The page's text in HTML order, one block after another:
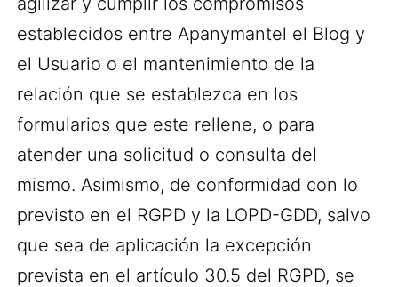
establecidos entre Apanymantel el Blog y
el Usuario o el mantenimiento de la
relación que se establezca en los
formularios que este rellene, o para
atender una solicitud o consulta del
mismo. Asimismo, de conformidad con lo
previsto en el RGPD y la LOPD-GDD, salvo
que sea de aplicación la excepción
prevista en el artículo 30.5 del RGPD, se